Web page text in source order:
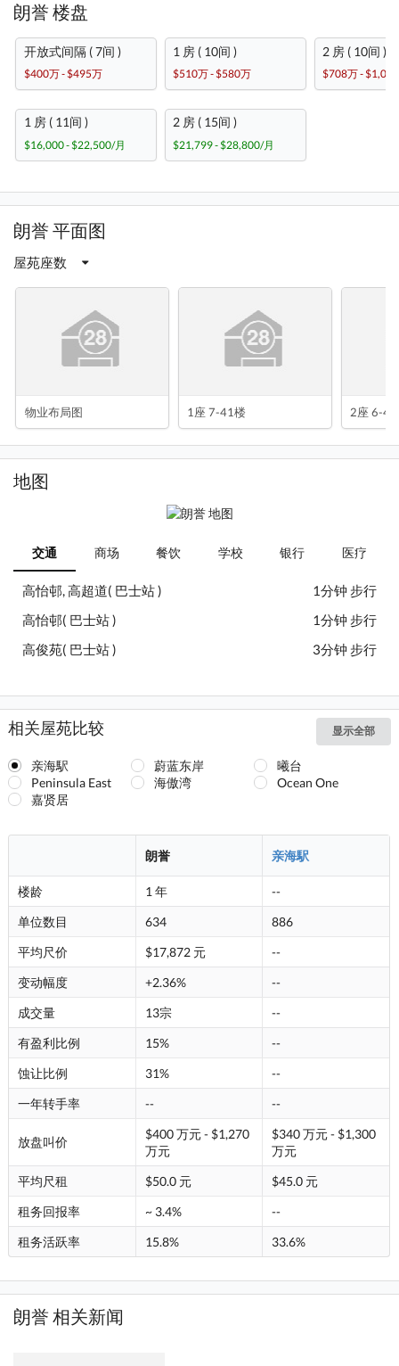
朗誉 楼盘
开放式间隔 ( 7间 )
$400万 - $495万
1 房 ( 10间 )
$510万 - $580万
2 房 ( 10间 )
$708万 -
1 房 ( 11间 )
$16,000 - $22,500/月
2 房 ( 15间 )
$21,799 - $28,800/月
朗誉 平面图
屋苑座数
物业布局图 1座 7-41楼 2座 6-
地图
交通 商场 餐饮 学校 银行 医疗
高怡邨, 高超道( 巴士站 )
1分钟 步行
高怡邨( 巴士站 )
1分钟 步行
高俊苑( 巴士站 )
3分钟 步行
相关屋苑比较 显示全部
亲海駅 蔚蓝东岸
曦台
Peninsula East
海傲湾
Ocean One
嘉贤居
朗誉 亲海駅
楼龄 1 年
--
单位数目
634
886
平均尺价
$17,872 元
--
变动幅度
+2.36%
--
成交量
13宗
--
有盈利比例
15%
--
蚀让比例
31%
--
一年转手率
-- --
放盘叫价
$400 万元 - $1,270
万元
$340 万元 - $1,300
万元
平均尺租
$50.0 元
$45.0 元
租务回报率
~ 3.4%
--
租务活跃率
15.8% 33.6%
朗誉 相关新闻